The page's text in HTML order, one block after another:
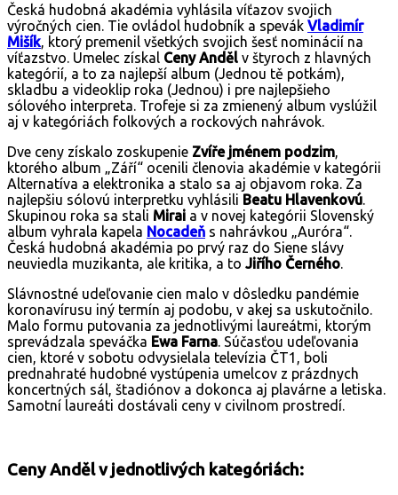
Česká hudobná akadémia vyhlásila víťazov svojich
výročných cien. Tie ovládol hudobník a spevák Vladimír
Mišík, ktorý premenil všetkých svojich šesť nominácií na
víťazstvo. Umelec získal Ceny Anděl v štyroch z hlavných
kategórií, a to za najlepší album (Jednou tě potkám),
skladbu a videoklip roka (Jednou) i pre najlepšieho
sólového interpreta. Trofeje si za zmienený album vyslúžil
aj v kategóriách folkových a rockových nahrávok.
Dve ceny získalo zoskupenie Zvíře jménem podzim,
ktorého album „Září“ ocenili členovia akadémie v kategórii
Alternatíva a elektronika a stalo sa aj objavom roka. Za
najlepšiu sólovú interpretku vyhlásili Beatu Hlavenkovú.
Skupinou roka sa stali Mirai a v novej kategórii Slovenský
album vyhrala kapela Nocadeň s nahrávkou „Auróra“.
Česká hudobná akadémia po prvý raz do Siene slávy
neuviedla muzikanta, ale kritika, a to Jiřího Černého.
Slávnostné udeľovanie cien malo v dôsledku pandémie
koronavírusu iný termín aj podobu, v akej sa uskutočnilo.
Malo formu putovania za jednotlivými laureátmi, ktorým
sprevádzala speváčka Ewa Farna. Súčasťou udeľovania
cien, ktoré v sobotu odvysielala televízia ČT1, boli
prednahraté hudobné vystúpenia umelcov z prázdnych
koncertných sál, štadiónov a dokonca aj plavárne a letiska.
Samotní laureáti dostávali ceny v civilnom prostredí.
Ceny Anděl v jednotlivých kategóriách: